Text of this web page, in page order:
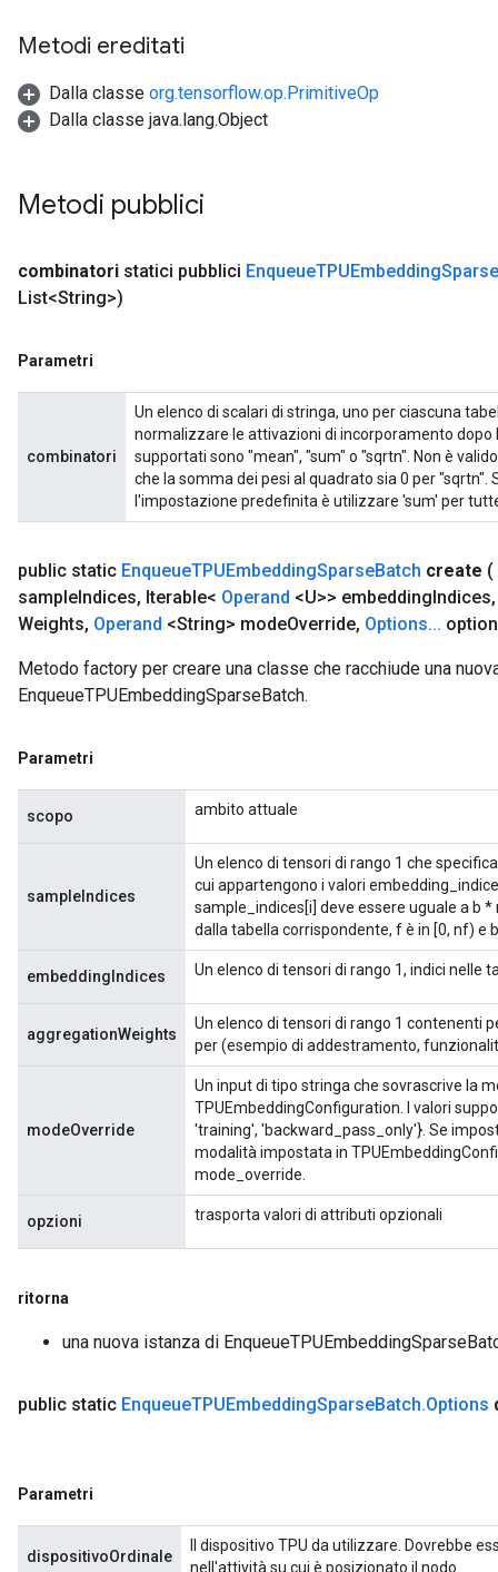
Metodi ereditati
Dalla classe org.tensorflow.op.PrimitiveOp
Dalla classe java.lang.Object
Metodi pubblici
combinatori statici pubblici EnqueueTPUEmbeddingSparse
List<String>)
Parametri
combinatori
Un elenco di scalari di stringa, uno per ciascuna
normalizzare le attivazioni di incorporamento
supportati sono "mean", "sum" o "sqrtn". Non è
che la somma dei pesi al quadrato sia 0 per
l'impostazione predefinita è utilizzare 'sum' per
public static EnqueueTPUEmbeddingSparseBatch create (
sampleIndices, Iterable< Operand <U>> embeddingIndices,
Weights, Operand <String> modeOverride, Options...
Metodo factory per creare una classe che racchiude una
EnqueueTPUEmbeddingSparseBatch.
Parametri
scopo ambito attuale
sampleIndices
Un elenco di tensori di rango 1 che
cui appartengono i valori
sample_indices[i] deve essere uguale a b
dalla tabella corrispondente, f è in [0, nf) e
embeddingIndices Un elenco di tensori di rango 1, indici nelle
aggregationWeights
Un elenco di tensori di rango 1 contenenti
per (esempio di addestramento,
modeOverride
Un input di tipo stringa che sovrascrive la
TPUEmbeddingConfiguration. I valori
'training', 'backward_pass_only'}. Se
modalità impostata in
mode_override.
opzioni trasporta valori di attributi opzionali
ritorna
una nuova istanza di
public static EnqueueTPUEmbeddingSparseBatch.Options
Parametri
dispositivoOrdinale
Il dispositivo TPU da utilizzare. Dovrebbe
nell'attività su cui è posizionato il nodo.